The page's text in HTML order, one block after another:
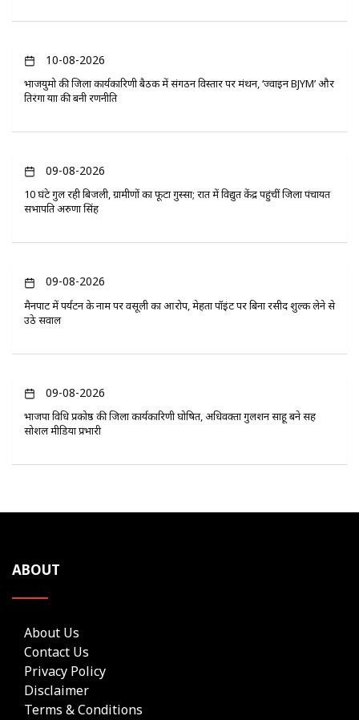
10-08-2026
भाजयुमो की जिला कार्यकारिणी बैठक में संगठन विस्तार पर मंथन, ‘ज्वाइन BJYM’ और
तिरंगा यात्रा की बनी रणनीति
09-08-2026
10 घंटे गुल रही बिजली, ग्रामीणों का फूटा गुस्सा; रात में विद्युत केंद्र पहुंचीं जिला पंचायत
सभापति अरुणा सिंह
09-08-2026
मैनपाट में पर्यटन के नाम पर वसूली का आरोप, मेहता पॉइंट पर बिना रसीद शुल्क लेने से
उठे सवाल
09-08-2026
भाजपा विधि प्रकोष्ठ की जिला कार्यकारिणी घोषित, अधिवक्ता गुलशन साहू बने सह
सोशल मीडिया प्रभारी
ABOUT
About Us
Contact Us
Privacy Policy
Disclaimer
Terms & Conditions